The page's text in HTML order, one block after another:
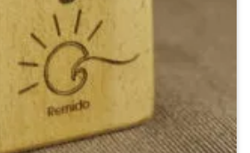
انتخاب
شوند